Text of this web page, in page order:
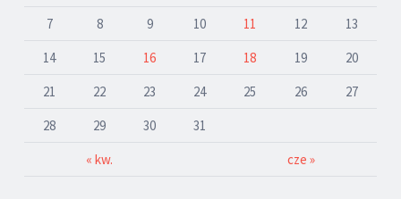
« kw. cze »
7
8 9 10 11 12
13
14
15 16 17 18 19
20
21
22 23 24 25 26
27
28
29 30 31